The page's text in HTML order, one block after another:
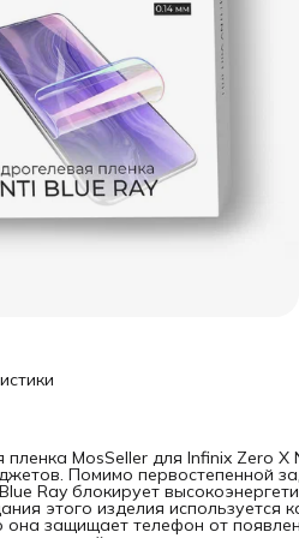
пленка MosSeller для Infinix Zero
Помимо первостепенной
Ray блокирует
этого изделия используется
она защищает телефон от